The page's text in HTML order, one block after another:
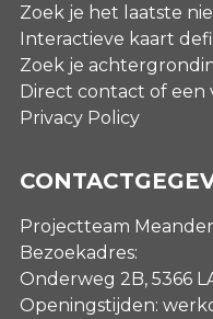
Zoek je het laatste
Interactieve kaart
Zoek je
Direct contact of een
Privacy Policy
Projectteam
Bezoekadres:
Onderweg 2B, 5366
Openingstijden: